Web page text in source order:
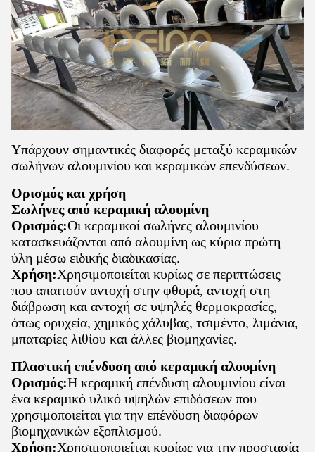
Υπάρχουν σημαντικές διαφορές μεταξύ κεραμικών
σωλήνων αλουμινίου και κεραμικών επενδύσεων.
Ορισμός και χρήση
Σωλήνες από κεραμική αλουμίνη
Ορισμός:Οι κεραμικοί σωλήνες αλουμινίου
κατασκευάζονται από αλουμίνη ως κύρια πρώτη
ύλη μέσω ειδικής διαδικασίας.
Χρήση:Χρησιμοποιείται κυρίως σε περιπτώσεις
που απαιτούν αντοχή στην φθορά, αντοχή στη
διάβρωση και αντοχή σε υψηλές θερμοκρασίες,
όπως ορυχεία, χημικός χάλυβας, τσιμέντο, λιμάνια,
μπαταρίες λιθίου και άλλες βιομηχανίες.
Πλαστική επένδυση από κεραμική αλουμίνη
Ορισμός:Η κεραμική επένδυση αλουμινίου είναι
ένα κεραμικό υλικό υψηλών επιδόσεων που
χρησιμοποιείται για την επένδυση διαφόρων
βιομηχανικών εξοπλισμού.
Χρήση:Χρησιμοποιείται κυρίως για την προστασία